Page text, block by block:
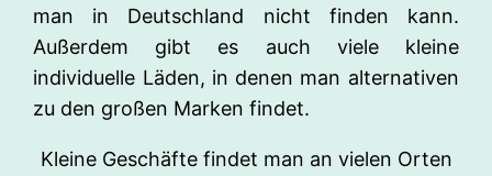
man in Deutschland nicht finden kann.
Außerdem gibt es auch viele kleine
individuelle Läden, in denen man alternativen
zu den großen Marken findet.
Kleine Geschäfte findet man an vielen Orten